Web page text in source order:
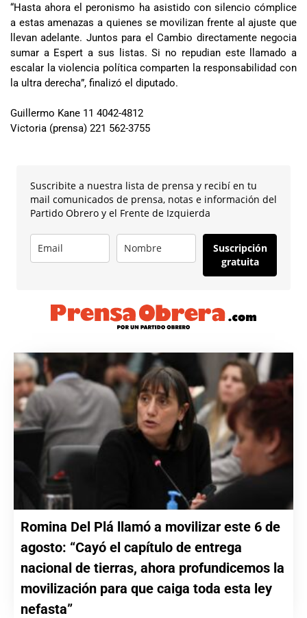
“Hasta ahora el peronismo ha asistido con silencio cómplice
a estas amenazas a quienes se movilizan frente al ajuste que
llevan adelante. Juntos para el Cambio directamente negocia
sumar a Espert a sus listas. Si no repudian este llamado a
escalar la violencia política comparten la responsabilidad con
la ultra derecha”, finalizó el diputado.
Guillermo Kane 11 4042-4812
Victoria (prensa) 221 562-3755
Suscribite a nuestra lista de prensa y recibí en tu
mail comunicados de prensa, notas e información del
Partido Obrero y el Frente de Izquierda
Suscripción
gratuita
Romina Del Plá llamó a movilizar este 6 de
agosto: “Cayó el capítulo de entrega
nacional de tierras, ahora profundicemos la
movilización para que caiga toda esta ley
nefasta”